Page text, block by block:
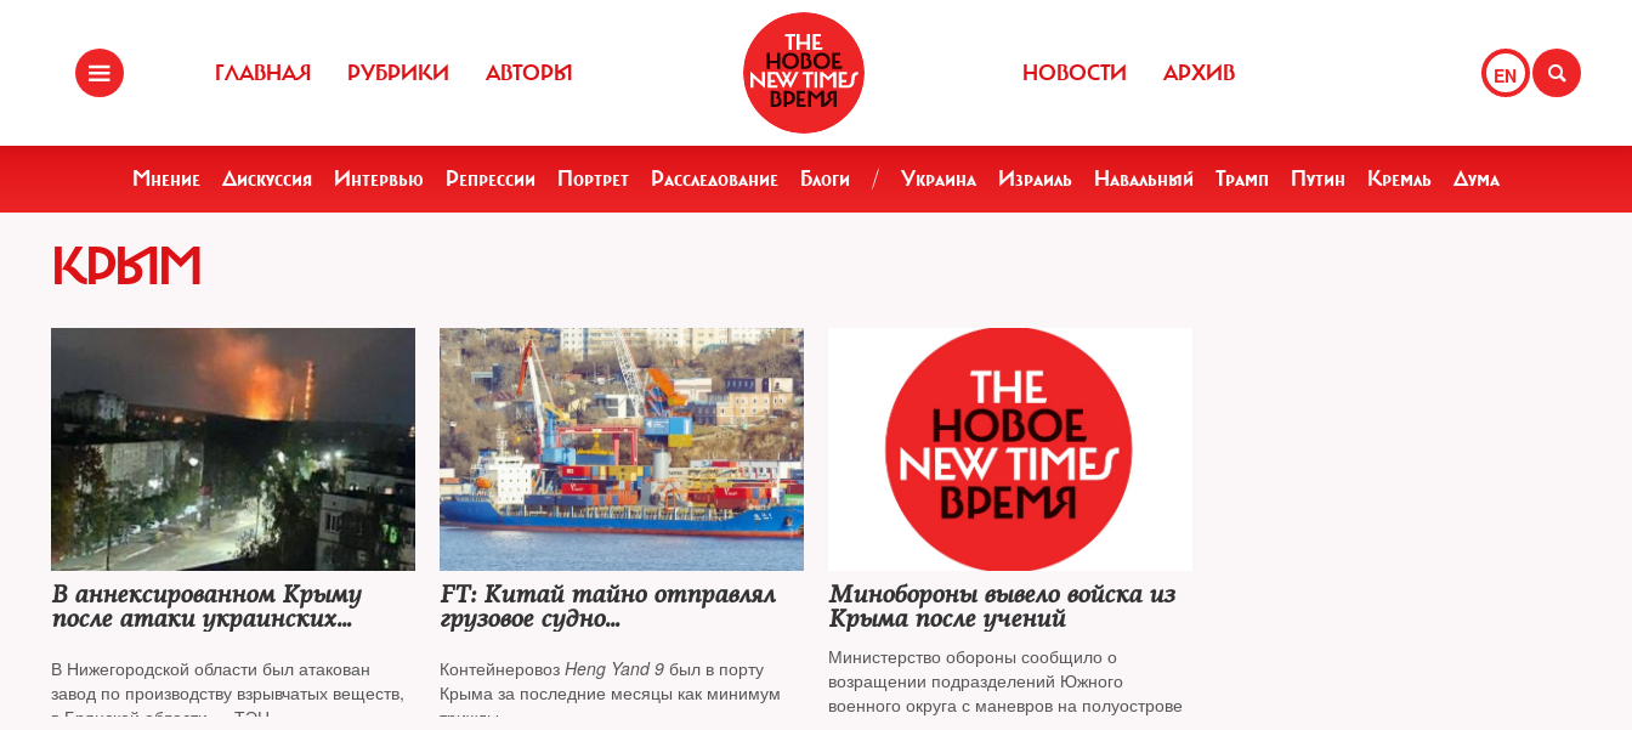
ГЛАВНАЯ РУБРИКИ АВТОРЫ EN
НОВОСТИ АРХИВ
Мнение Дискуссия Интервью Репрессии Портрет Расследование Блоги / Украина Израиль Навальный Трамп Путин Кремль Дума
КРЫМ
В аннексированном Крыму
после атаки украинских
крупнейшая нефтебаза
В Нижегородской области был атакован
завод по производству взрывчатых веществ,
в Брянской области — ТЭЦ
FT: Китай тайно отправлял
грузовое судно
Севастополь
Контейнеровоз Heng Yand 9был в порту
Крыма за последние месяцы как минимум
трижды
Минобороны вывело войска из
Крыма после учений
Министерство обороны сообщило о
возращении подразделений Южного
военного округа с маневров на полуострове